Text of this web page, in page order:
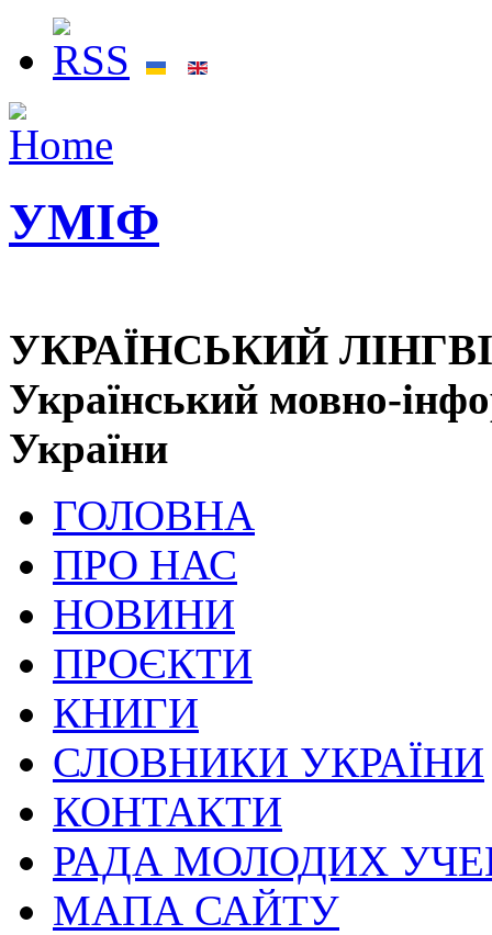
УМІФ
УКРАЇНСЬКИЙ
Український мовно-
України
ГОЛОВНА
ПРО НАС
НОВИНИ
ПРОЄКТИ
КНИГИ
СЛОВНИКИ УКРАЇНИ
КОНТАКТИ
РАДА МОЛОДИХ
МАПА САЙТУ